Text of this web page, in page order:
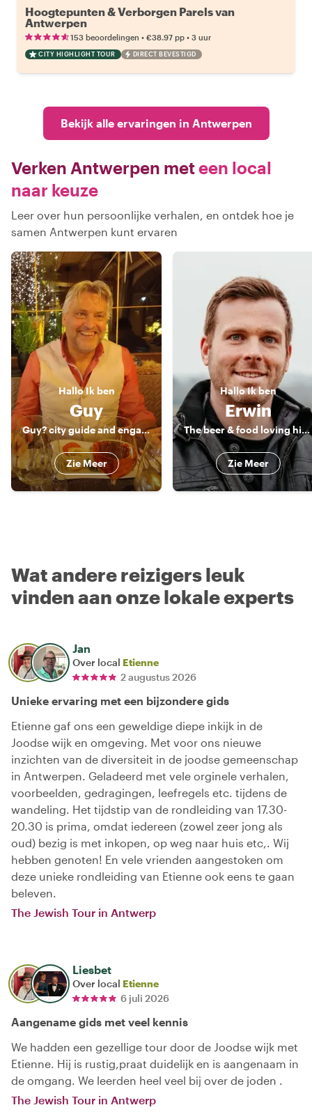
Hoogtepunten & Verborgen Parels van
Antwerpen
153 beoordelingen • €38.97 pp • 3 uur
CITY HIGHLIGHT TOUR DIRECT BEVESTIGD
Bekijk alle ervaringen in Antwerpen
Verken Antwerpen meteen local
naar keuze
Leer over hun persoonlijke verhalen, en ontdek hoe je
samen Antwerpen kunt ervaren
HalloIk ben
Guy
Guy? city guide and engaging storyteller
Zie Meer
HalloIk ben
Erwin
The beer & food loving historian
Zie Meer
Wat andere reizigers leuk
vinden aan onze lokale experts
Jan
Over local Etienne
2 augustus 2026
Unieke ervaring met een bijzondere gids
Etienne gaf ons een geweldige diepe inkijk in de
Joodse wijk en omgeving. Met voor ons nieuwe
inzichten van de diversiteit in de joodse gemeenschap
in Antwerpen. Geladeerd met vele orginele verhalen,
voorbeelden, gedragingen, leefregels etc. tijdens de
wandeling. Het tijdstip van de rondleiding van 17.30-
20.30 is prima, omdat iedereen (zowel zeer jong als
oud) bezig is met inkopen, op weg naar huis etc,. Wij
hebben genoten! En vele vrienden aangestoken om
deze unieke rondleiding van Etienne ook eens te gaan
beleven.
The Jewish Tour in Antwerp
Liesbet
Over local Etienne
6 juli 2026
Aangename gids met veel kennis
We hadden een gezellige tour door de Joodse wijk met
Etienne. Hij is rustig,praat duidelijk en is aangenaam in
de omgang. We leerden heel veel bij over de joden .
The Jewish Tour in Antwerp